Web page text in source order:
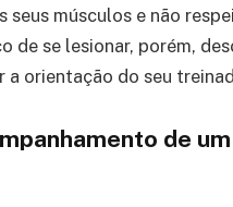
seus músculos e não
de se lesionar, porém,
a orientação do seu
de